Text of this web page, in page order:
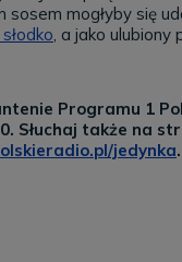
sosem mogłyby się
, a jako ulubiony
Programu 1
Słuchaj także na
jedynka.